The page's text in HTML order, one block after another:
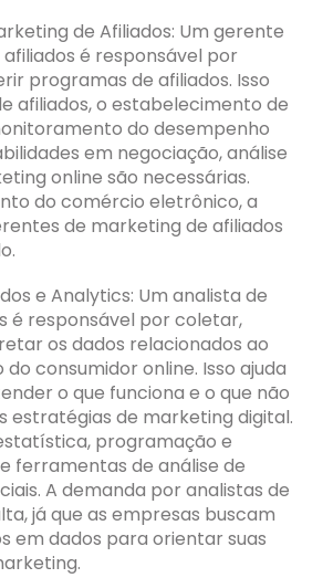
de Afiliados: Um gerente
é responsável por
programas de afiliados. Isso
afiliados, o estabelecimento de
do desempenho
em negociação, análise
online são necessárias.
do comércio eletrônico, a
de marketing de afiliados
e Analytics: Um analista de
é responsável por coletar,
os dados relacionados ao
consumidor online. Isso ajuda
o que funciona e o que não
estratégias de marketing digital.
programação e
ferramentas de análise de
A demanda por analistas de
já que as empresas buscam
em dados para orientar suas